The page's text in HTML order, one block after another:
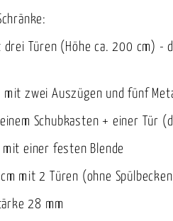
Türen (Höhe ca. 200 cm) -
zwei Auszügen und fünf
Schubkasten + einer Tür
einer festen Blende
mit 2 Türen (ohne
28 mm